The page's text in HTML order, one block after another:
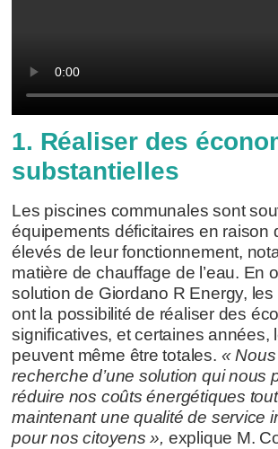
1. Réaliser des
substantielles
Les piscines communales sont
équipements déficitaires en raison
élevés de leur fonctionnement,
matière de chauffage de l’eau. En
solution de Giordano R Energy,
ont la possibilité de réaliser des
significatives, et certaines années,
peuvent même être totales. «
recherche d’une solution qui nous
réduire nos coûts énergétiques
maintenant une qualité de service
pour nos citoyens », explique M.